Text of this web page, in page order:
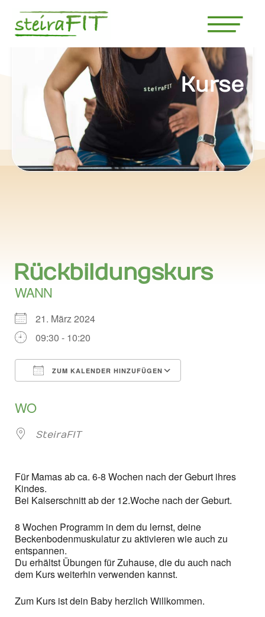
Kurse
Rückbildungskurs
WANN
21. März 2024
09:30 - 10:20
ZUM KALENDER HINZUFÜGEN
WO
SteiraFIT
Für Mamas ab ca. 6-8 Wochen nach der Geburt ihres
Kindes.
Bei Kaiserschnitt ab der 12.Woche nach der Geburt.
8 Wochen Programm in dem du lernst, deine
Beckenbodenmuskulatur zu aktivieren wie auch zu
entspannen.
Du erhältst Übungen für Zuhause, die du auch nach
dem Kurs weiterhin verwenden kannst.
Zum Kurs ist dein Baby herzlich Willkommen.